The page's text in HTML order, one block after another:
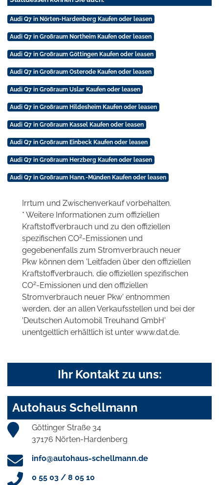
Audi Q7 in Nörten-Hardenberg Kaufen oder leasen
Audi Q7 in Großraum Northeim Kaufen oder leasen
Audi Q7 in Großraum Göttingen Kaufen oder leasen
Audi Q7 in Großraum Osterode Kaufen oder leasen
Audi Q7 in Großraum Uslar Kaufen oder leasen
Audi Q7 in Großraum Hildesheim Kaufen oder leasen
Audi Q7 in Großraum Kassel Kaufen oder leasen
Audi Q7 in Großraum Einbeck Kaufen oder leasen
Audi Q7 in Großraum Herzberg Kaufen oder leasen
Audi Q7 in Großraum Hann.-Münden Kaufen oder leasen
Irrtum und Zwischenverkauf vorbehalten.
* Weitere Informationen zum offiziellen
Kraftstoffverbrauch und zu den offiziellen
spezifischen CO2-Emissionen und
gegebenenfalls zum Stromverbrauch neuer
Pkw können dem 'Leitfaden über den offiziellen
Kraftstoffverbrauch, die offiziellen spezifischen
CO2-Emissionen und den offiziellen
Stromverbrauch neuer Pkw' entnommen
werden, der an allen Verkaufsstellen und bei der
'Deutschen Automobil Treuhand GmbH'
unentgeltlich erhältlich ist unter www.dat.de.
Ihr Kontakt zu uns:
Autohaus Schellmann
Göttinger Straße 34
37176 Nörten-Hardenberg
info@autohaus-schellmann.de
0 55 03 / 8 05 10